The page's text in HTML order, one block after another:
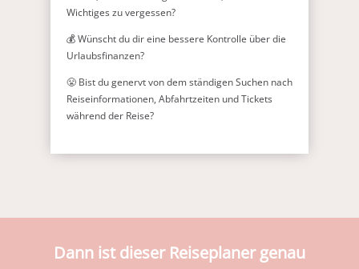
Wichtiges zu vergessen?
💰 Wünscht du dir eine bessere Kontrolle über die
Urlaubsfinanzen?
😤 Bist du genervt von dem ständigen Suchen nach
Reiseinformationen, Abfahrtzeiten und Tickets
während der Reise?
Dann ist dieser Reiseplaner genau